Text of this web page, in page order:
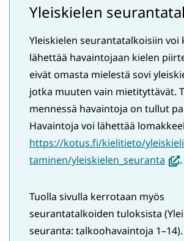
Yleiskielen
Yleiskielen seurantatalkoisiin voi
lähettää havaintojaan kielen
eivät omasta mielestä sovi
jotka muuten vain mietityttävät.
mennessä havaintoja on tullut
Havaintoja voi lähettää
https://kotus.fi/kielitieto/
taminen/yleiskielen_seuranta
.
Tuolla sivulla kerrotaan myös
seurantatalkoiden tuloksista
seuranta: talkoohavaintoja 1–14).